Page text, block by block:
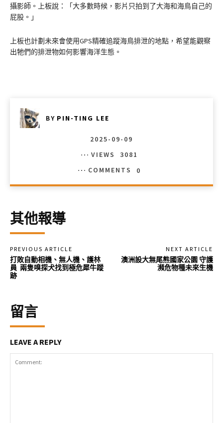
攝影師。上板說：「大多數時候，影片只拍到了大海和海鳥自己的
屁股。」
上板也計劃未來會使用GPS精確追蹤海鳥排泄的地點，希望能觀察
出牠們的排泄物如何影響海洋生態。
BY PIN-TING LEE
2025-09-09
VIEWS
3081
COMMENTS
0
其他報導
PREVIOUS ARTICLE
打敗自動相機、無人機、護林
員 兩隻嗅探犬找到極危犀牛蹤
跡
NEXT ARTICLE
澳洲設大無尾熊國家公園 守護
瀕危物種未來生機
留言
LEAVE A REPLY